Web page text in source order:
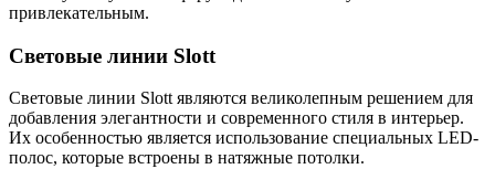
привлекательным.
Световые линии Slott
Световые линии Slott являются великолепным решением для
добавления элегантности и современного стиля в интерьер.
Их особенностью является использование специальных LED-
полос, которые встроены в натяжные потолки.